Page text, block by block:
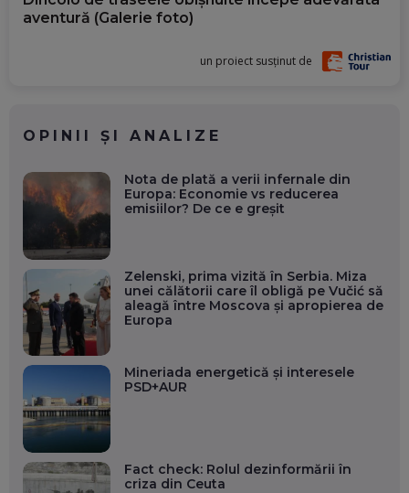
aventură (Galerie foto)
un proiect susținut de
OPINII ȘI ANALIZE
Nota de plată a verii infernale din
Europa: Economie vs reducerea
emisiilor? De ce e greșit
Zelenski, prima vizită în Serbia. Miza
unei călătorii care îl obligă pe Vučić să
aleagă între Moscova și apropierea de
Europa
Mineriada energetică și interesele
PSD+AUR
Fact check: Rolul dezinformării în
criza din Ceuta